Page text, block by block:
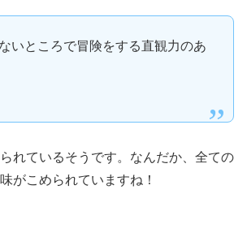
いところで冒険をする直観力のあ
れているそうです。なんだか、全ての
がこめられていますね！